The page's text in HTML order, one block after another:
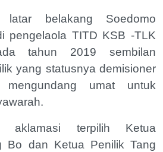
latar belakang Soedomo
pengelaola TITD KSB -TLK
tahun 2019 sembilan
yang statusnya demisioner
mengundang umat untuk
aklamasi terpilih Ketua
Bo dan Ketua Penilik Tang